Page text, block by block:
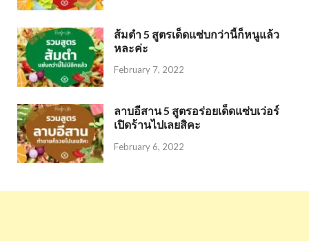
ส้มตำ 5 สูตรเด็ดแซ่บกว่านี้ก็หนูแล้ว
หละค่ะ
February 7, 2022
ลาบอีสาน 5 สูตรอร่อยเด็ดแซ่บเว่อร์
เปิดร้านไปเลยสิคะ
February 6, 2022